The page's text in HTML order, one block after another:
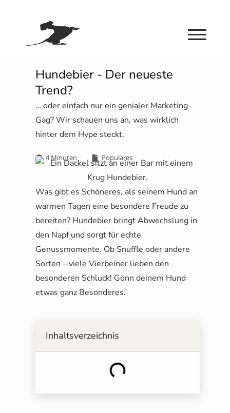
Hundebier - Der neueste
Trend?
… oder einfach nur ein genialer Marketing-
Gag? Wir schauen uns an, was wirklich
hinter dem Hype steckt.
4 Minuten Populäres
Was gibt es Schöneres, als seinem Hund an
warmen Tagen eine besondere Freude zu
bereiten? Hundebier bringt Abwechslung in
den Napf und sorgt für echte
Genussmomente. Ob Snuffle oder andere
Sorten – viele Vierbeiner lieben den
besonderen Schluck! Gönn deinem Hund
etwas ganz Besonderes.
Inhaltsverzeichnis